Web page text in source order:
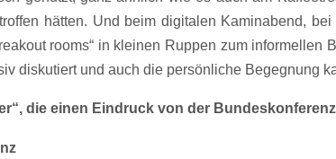
hätten. Und beim digitalen Kaminabend,
rooms“ in kleinen Ruppen zum informellen
diskutiert und auch die persönliche Begegnung
die einen Eindruck von der